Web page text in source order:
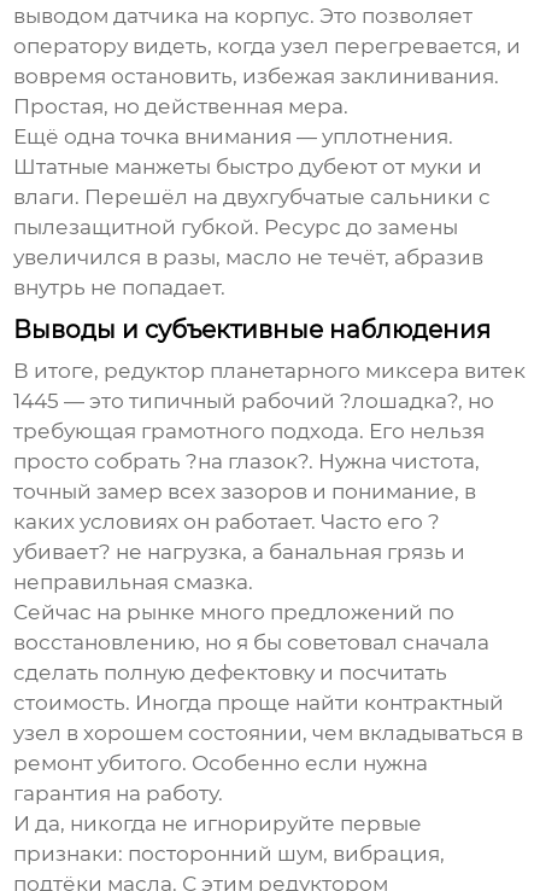
выводом датчика на корпус. Это позволяет
оператору видеть, когда узел перегревается, и
вовремя остановить, избежая заклинивания.
Простая, но действенная мера.
Ещё одна точка внимания — уплотнения.
Штатные манжеты быстро дубеют от муки и
влаги. Перешёл на двухгубчатые сальники с
пылезащитной губкой. Ресурс до замены
увеличился в разы, масло не течёт, абразив
внутрь не попадает.
Выводы и субъективные наблюдения
В итоге, редуктор планетарного миксера витек
1445 — это типичный рабочий ?лошадка?, но
требующая грамотного подхода. Его нельзя
просто собрать ?на глазок?. Нужна чистота,
точный замер всех зазоров и понимание, в
каких условиях он работает. Часто его ?
убивает? не нагрузка, а банальная грязь и
неправильная смазка.
Сейчас на рынке много предложений по
восстановлению, но я бы советовал сначала
сделать полную дефектовку и посчитать
стоимость. Иногда проще найти контрактный
узел в хорошем состоянии, чем вкладываться в
ремонт убитого. Особенно если нужна
гарантия на работу.
И да, никогда не игнорируйте первые
признаки: посторонний шум, вибрация,
подтёки масла. С этим редуктором